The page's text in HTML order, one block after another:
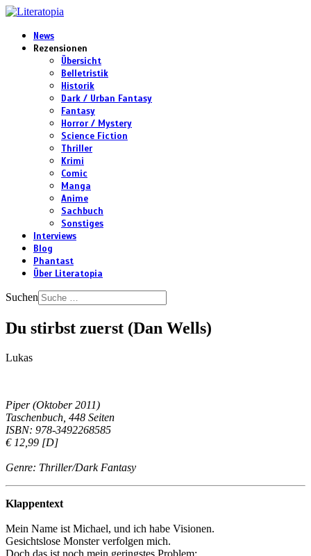
News
Rezensionen
Übersicht
Belletristik
Historik
Dark / Urban Fantasy
Fantasy
Horror / Mystery
Science Fiction
Thriller
Krimi
Comic
Manga
Anime
Sachbuch
Sonstiges
Interviews
Blog
Phantast
Über Literatopia
Suchen
Du stirbst zuerst (Dan Wells)
Lukas
Piper (Oktober 2011)
Taschenbuch, 448 Seiten
ISBN: 978-3492268585
€ 12,99 [D]
Genre: Thriller/Dark Fantasy
Klappentext
Mein Name ist Michael, und ich habe Visionen.
Gesichtslose Monster verfolgen mich.
Doch das ist noch mein geringstes Problem: